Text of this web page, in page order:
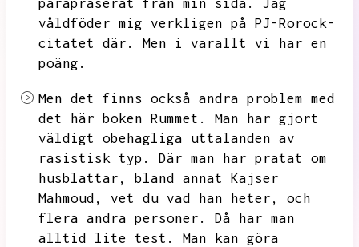
parapraserat från min sida.
Jag
våldföder mig verkligen på PJ-Rorock-
citatet där.
Men i varallt vi har en
poäng.
Men det finns också andra problem med
det här boken Rummet.
Man har gjort
väldigt obehagliga uttalanden av
rasistisk typ.
Där man har pratat om
husblattar,
bland annat Kajser
Mahmoud,
vet du vad han heter,
och
flera andra personer.
Då har man
alltid lite test.
Man kan göra